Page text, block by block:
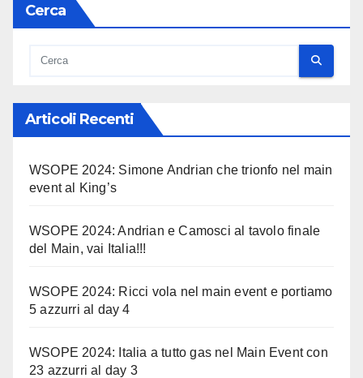
Cerca
Articoli Recenti
WSOPE 2024: Simone Andrian che trionfo nel main
event al King’s
WSOPE 2024: Andrian e Camosci al tavolo finale
del Main, vai Italia!!!
WSOPE 2024: Ricci vola nel main event e portiamo
5 azzurri al day 4
WSOPE 2024: Italia a tutto gas nel Main Event con
23 azzurri al day 3